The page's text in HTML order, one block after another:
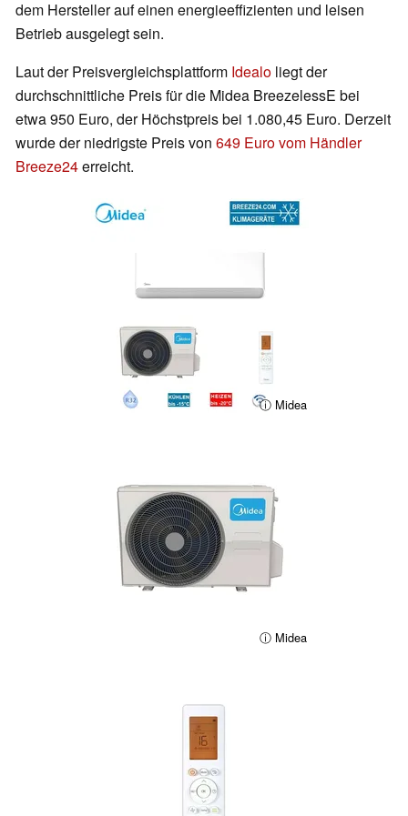
dem Hersteller auf einen energieeffizienten und leisen
Betrieb ausgelegt sein.
Laut der Preisvergleichsplattform Idealo liegt der
durchschnittliche Preis für die Midea BreezelessE bei
etwa 950 Euro, der Höchstpreis bei 1.080,45 Euro. Derzeit
wurde der niedrigste Preis von 649 Euro vom Händler
Breeze24erreicht.
ⓘ Midea
ⓘ Midea